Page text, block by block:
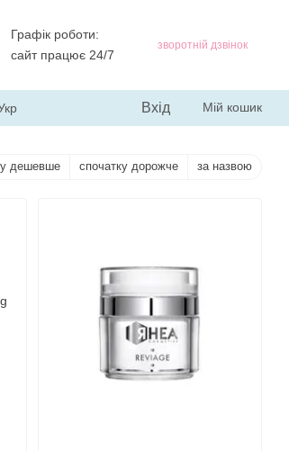
Графік роботи:
сайт працює 24/7
зворотній дзвінок
Вхід Мій кошик
дешевше спочатку дорожче за назвою